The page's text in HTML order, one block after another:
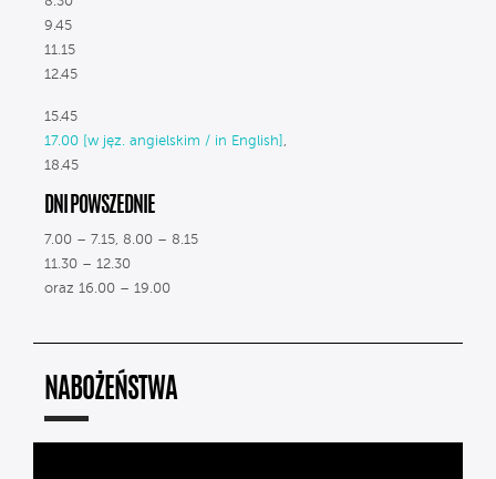
9.45
11.15
12.45
15.45
17.00 [w jęz. angielskim / in English] ,
18.45
DNI POWSZEDNIE
7.00 – 7.15, 8.00 – 8.15
11.30 – 12.30
oraz 16.00 – 19.00
NABOŻEŃSTWA